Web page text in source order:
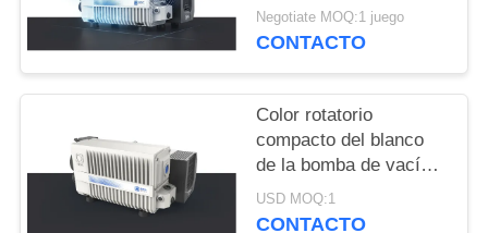
Vacuum Pump for
Industrial Vacuum
Negotiate MOQ:1 juego
CONTACTO
Color rotatorio
compacto del blanco
de la bomba de vacío
de la paleta de la sola
etapa Srv300 300 M3/H
USD MOQ:1
CONTACTO